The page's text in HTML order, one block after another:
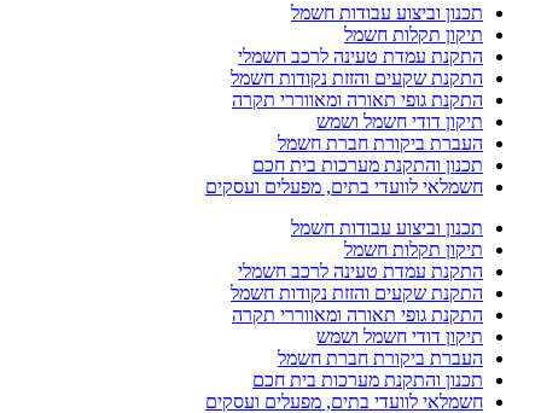
תכנון וביצוע עבודות חשמל
תיקון תקלות חשמל
התקנת עמדת טעינה לרכב חשמלי
התקנת שקעים והזזת נקודות חשמל
התקנת גופי תאורה ומאווררי תקרה
תיקון דודי חשמל ושמש
העברת ביקורת חברת חשמל
תכנון והתקנת מערכות בית חכם
חשמלאי לוועדי בתים, מפעלים ועסקים
תכנון וביצוע עבודות חשמל
תיקון תקלות חשמל
התקנת עמדת טעינה לרכב חשמלי
התקנת שקעים והזזת נקודות חשמל
התקנת גופי תאורה ומאווררי תקרה
תיקון דודי חשמל ושמש
העברת ביקורת חברת חשמל
תכנון והתקנת מערכות בית חכם
חשמלאי לוועדי בתים, מפעלים ועסקים